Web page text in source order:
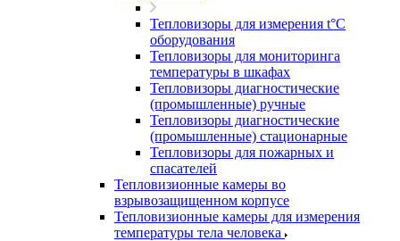
Тепловизоры для измерения t°С
оборудования
Тепловизоры для мониторинга
температуры в шкафах
Тепловизоры диагностические
(промышленные) ручные
Тепловизоры диагностические
(промышленные) стационарные
Тепловизоры для пожарных и
спасателей
Тепловизионные камеры во
взрывозащищенном корпусе
Тепловизионные камеры для измерения
температуры тела человека